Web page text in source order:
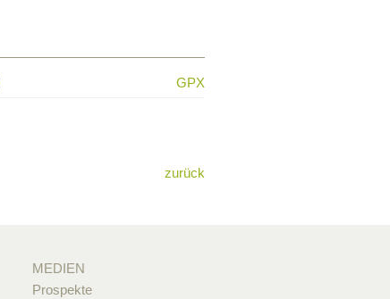
GPX
zurück
MEDIEN
Prospekte